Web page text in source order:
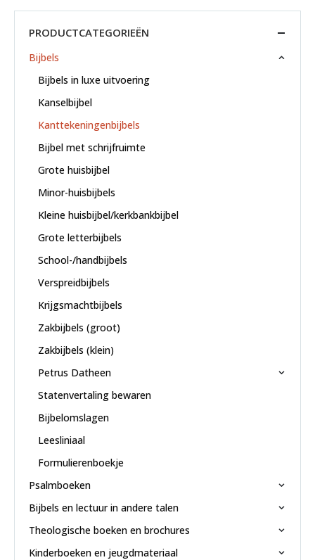
PRODUCTCATEGORIEËN
Bijbels
Bijbels in luxe uitvoering
Kanselbijbel
Kanttekeningenbijbels
Bijbel met schrijfruimte
Grote huisbijbel
Minor-huisbijbels
Kleine huisbijbel/kerkbankbijbel
Grote letterbijbels
School-/handbijbels
Verspreidbijbels
Krijgsmachtbijbels
Zakbijbels (groot)
Zakbijbels (klein)
Petrus Datheen
Statenvertaling bewaren
Bijbelomslagen
Leesliniaal
Formulierenboekje
Psalmboeken
Bijbels en lectuur in andere talen
Theologische boeken en brochures
Kinderboeken en jeugdmateriaal